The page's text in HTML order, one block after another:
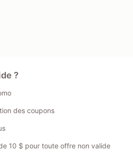
?
des coupons
10 $ pour toute offre non valide